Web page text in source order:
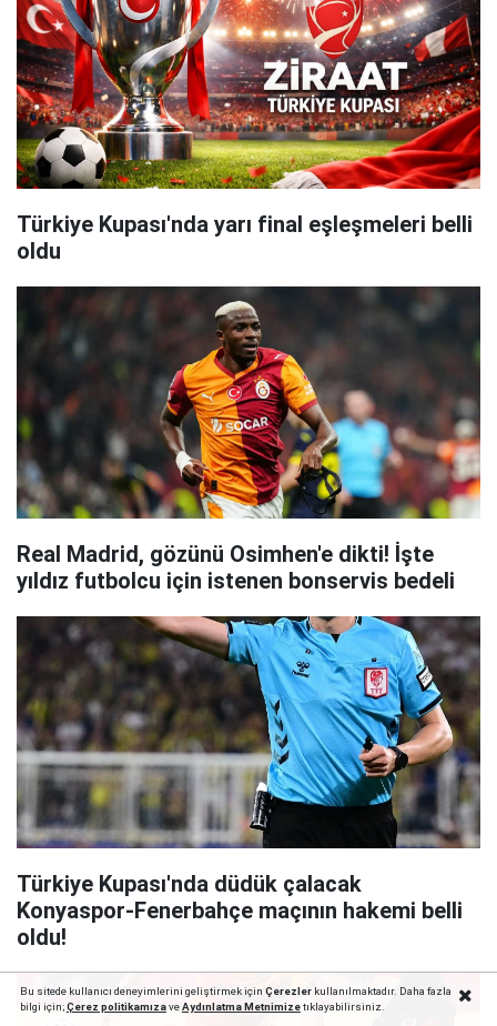
Türkiye Kupası'nda yarı final eşleşmeleri belli
oldu
Real Madrid, gözünü Osimhen'e dikti! İşte
yıldız futbolcu için istenen bonservis bedeli
Türkiye Kupası'nda düdük çalacak
Konyaspor-Fenerbahçe maçının hakemi belli
oldu!
Bu sitede kullanıcı deneyimlerini geliştirmek için Çerezlerkullanılmaktadır. Daha fazla
bilgi için;Çerez politikamızaveAydınlatma Metnimizetıklayabilirsiniz.